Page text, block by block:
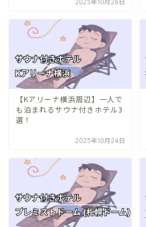
2025年10月26日
【Kアリーナ横浜周辺】一人で
も泊まれるサウナ付きホテル3
選！
2025年10月24日